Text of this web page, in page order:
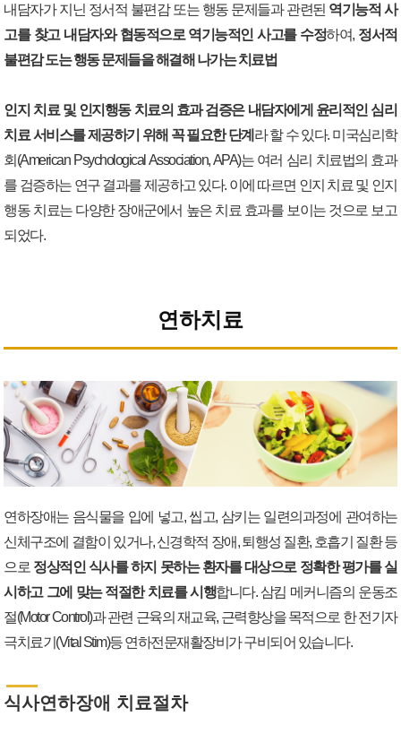
내담자가 지닌 정서적 불편감 또는 행동 문제들과 관련된 역기능적 사
고를 찾고 내담자와 협동적으로 역기능적인 사고를 수정하여, 정서적
불편감 도는 행동 문제들을 해결해 나가는 치료법
인지 치료 및 인지행동 치료의 효과 검증은 내담자에게 윤리적인 심리
치료 서비스를 제공하기 위해 꼭 필요한 단계 라 할 수 있다. 미국심리학
회(American Psychological Association, APA)는 여러 심리 치료법의 효과
를 검증하는 연구 결과를 제공하고 있다. 이에 따르면 인지 치료 및 인지
행동 치료는 다양한 장애군에서 높은 치료 효과를 보이는 것으로 보고
되었다.
연하치료
연하장애는 음식물을 입에 넣고, 씹고, 삼키는 일련의과정에 관여하는
신체구조에 결함이 있거나, 신경학적 장애, 퇴행성 질환, 호흡기 질환 등
으로 정상적인 식사를 하지 못하는 환자를 대상으로 정확한 평가를 실
시하고 그에 맞는 적절한 치료를 시행합니다. 삼킴 메커니즘의 운동조
절(Motor Control)과 관련 근육의 재교육, 근력향상을 목적으로 한 전기자
극치료기(Vital Stim)등 연하전문재활장비가 구비되어 있습니다.
식사연하장애 치료절차